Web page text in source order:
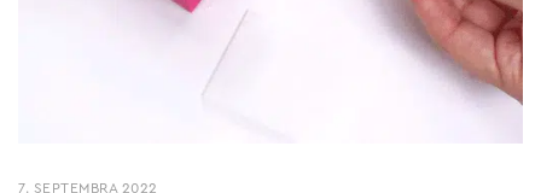
7. SEPTEMBRA 2022